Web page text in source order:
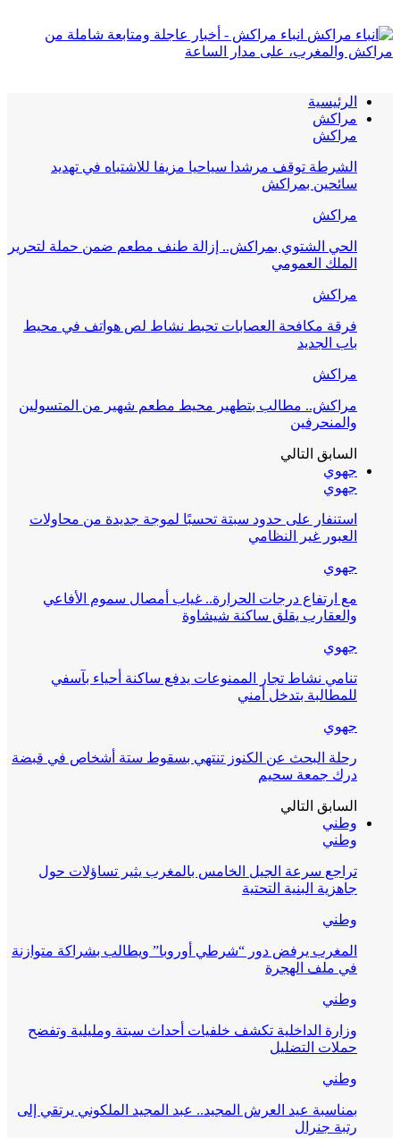
انباء مراكش - أخبار عاجلة ومتابعة شاملة من
مراكش والمغرب، على مدار الساعة
الرئيسية
مراكش
مراكش
الشرطة توقف مرشدا سياحيا مزيفا للاشتباه في تهديد
سائحين بمراكش
مراكش
الحي الشتوي بمراكش.. إزالة طنف مطعم ضمن حملة لتحرير
الملك العمومي
مراكش
فرقة مكافحة العصابات تحبط نشاط لص هواتف في محيط
باب الجديد
مراكش
مراكش.. مطالب بتطهير محيط مطعم شهير من المتسولين
والمنحرفين
السابق التالي
جهوي
جهوي
استنفار على حدود سبتة تحسبًا لموجة جديدة من محاولات
العبور غير النظامي
جهوي
مع ارتفاع درجات الحرارة.. غياب أمصال سموم الأفاعي
والعقارب يقلق ساكنة شيشاوة
جهوي
تنامي نشاط تجار الممنوعات يدفع ساكنة أحياء بآسفي
للمطالبة بتدخل أمني
جهوي
رحلة البحث عن الكنوز تنتهي بسقوط ستة أشخاص في قبضة
درك جمعة سحيم
السابق التالي
وطني
وطني
تراجع سرعة الجيل الخامس بالمغرب يثير تساؤلات حول
جاهزية البنية التحتية
وطني
المغرب يرفض دور “شرطي أوروبا” ويطالب بشراكة متوازنة
في ملف الهجرة
وطني
وزارة الداخلية تكشف خلفيات أحداث سبتة ومليلية وتفضح
حملات التضليل
وطني
بمناسبة عيد العرش المجيد.. عبد المجيد الملكوني يرتقي إلى
رتبة جنرال